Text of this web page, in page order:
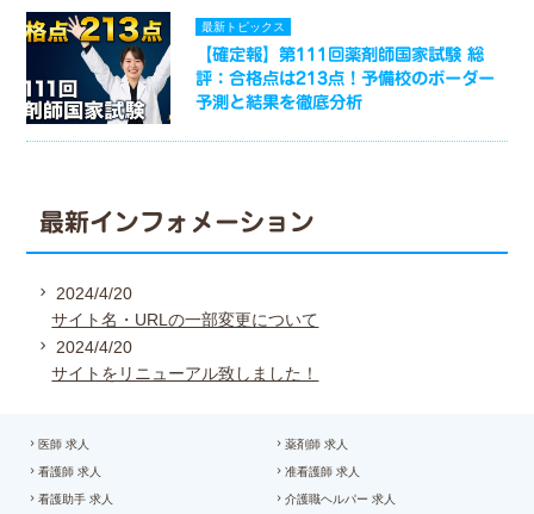
最新トピックス
【確定報】第111回薬剤師国家試験 総
評：合格点は213点！予備校のボーダー
予測と結果を徹底分析
最新インフォメーション
2024/4/20
サイト名・URLの一部変更について
2024/4/20
サイトをリニューアル致しました！
医師 求人 薬剤師 求人
看護師 求人 准看護師 求人
看護助手 求人 介護職ヘルパー 求人